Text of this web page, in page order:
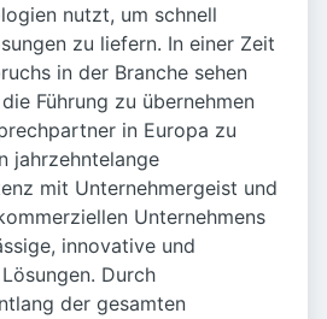
nutzt, um schnell
zu liefern. In einer Zeit
in der Branche sehen
Führung zu übernehmen
in Europa zu
jahrzehntelange
mit Unternehmergeist und
Unternehmens
innovative und
Durch
der gesamten